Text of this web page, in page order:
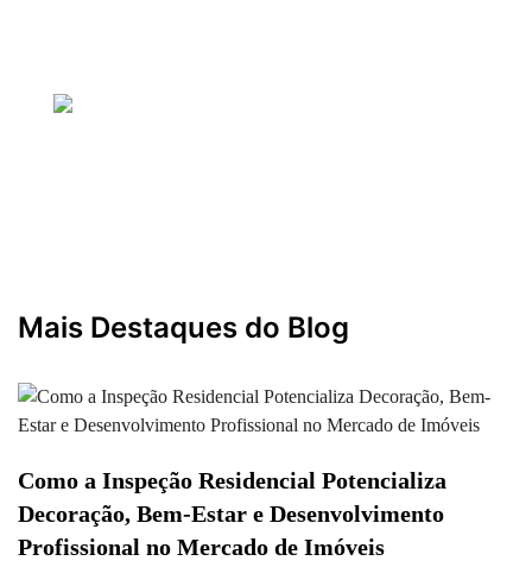
Mais Destaques do Blog
Como a Inspeção Residencial Potencializa
Decoração, Bem-Estar e Desenvolvimento
Profissional no Mercado de Imóveis